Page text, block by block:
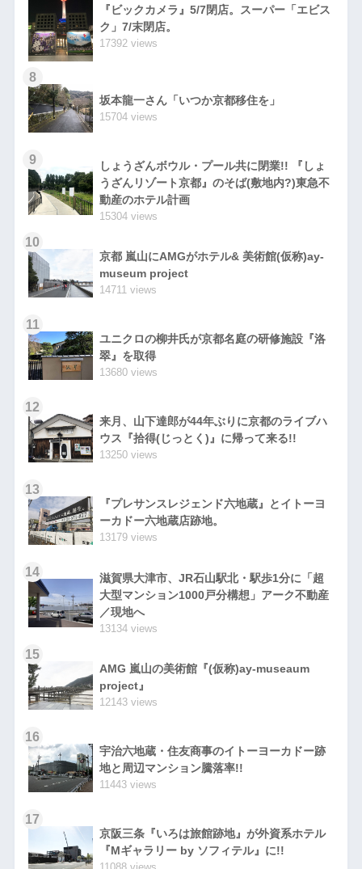
『ビックカメラ』5/7閉店。スーパー「エビス
ク」7/末閉店。
17392 views
8
坂本龍一さん「いつか京都移住を」
15704 views
9
しょうざんボウル・プール共に閉業!! 『しょ
うざんリゾート京都』のそば(敷地内?)東急不
動産のホテル計画
15304 views
10
京都 嵐山にAMGがホテル& 美術館(仮称)ay-
museum project
14711 views
11
ユニクロの柳井氏が京都名庭の研修施設『洛
翠』を取得
13680 views
12
来月、山下達郎が44年ぶりに京都のライブハ
ウス『拾得(じっとく)』に帰って来る!!
13250 views
13
『プレサンスレジェンド六地蔵』とイトーヨ
ーカドー六地蔵店跡地。
13179 views
14
滋賀県大津市、JR石山駅北・駅歩1分に「超
大型マンション1000戸分構想」アーク不動産
／現地へ
13134 views
15
AMG 嵐山の美術館『(仮称)ay-museaum
project』
12143 views
16
宇治六地蔵・住友商事のイトーヨーカドー跡
地と周辺マンション騰落率!!
11443 views
17
京阪三条『いろは旅館跡地』が外資系ホテル
『Mギャラリー by ソフィテル』に!!